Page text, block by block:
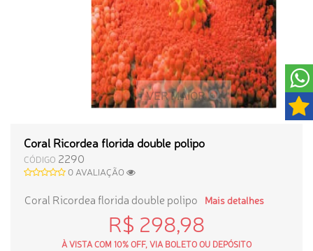
VER MAIOR
Coral Ricordea florida double polipo
CÓDIGO 2290
0 AVALIAÇÃO
Coral Ricordea florida double polipo Mais detalhes
R$ 298,98
À VISTA COM 10% OFF, VIA BOLETO OU DEPÓSITO